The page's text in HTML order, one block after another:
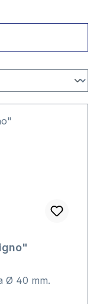
Ø 40 mm.